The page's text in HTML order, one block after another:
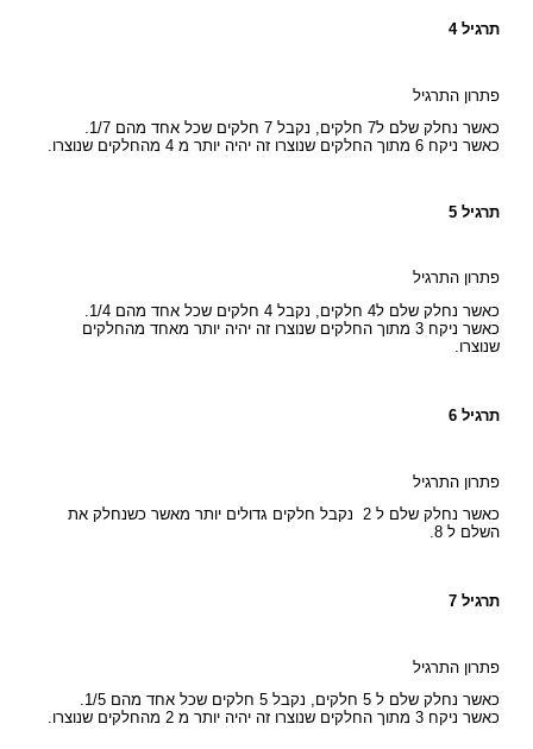
תרגיל 4
פתרון התרגיל
כאשר נחלק שלם ל7 חלקים, נקבל 7 חלקים שכל אחד מהם 1/7.
כאשר ניקח 6 מתוך החלקים שנוצרו זה יהיה יותר מ 4 מהחלקים שנוצרו.
תרגיל 5
פתרון התרגיל
כאשר נחלק שלם ל4 חלקים, נקבל 4 חלקים שכל אחד מהם 1/4.
כאשר ניקח 3 מתוך החלקים שנוצרו זה יהיה יותר מאחד מהחלקים
שנוצרו.
תרגיל 6
פתרון התרגיל
כאשר נחלק שלם ל 2 נקבל חלקים גדולים יותר מאשר כשנחלק את
השלם ל 8.
תרגיל 7
פתרון התרגיל
כאשר נחלק שלם ל 5 חלקים, נקבל 5 חלקים שכל אחד מהם 1/5.
כאשר ניקח 3 מתוך החלקים שנוצרו זה יהיה יותר מ 2 מהחלקים שנוצרו.